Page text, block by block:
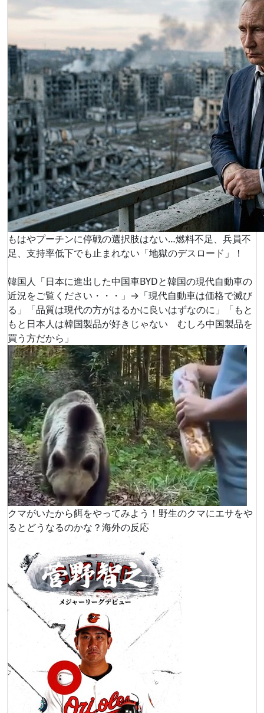
もはやプーチンに停戦の選択肢はない…燃料不足、兵員不
足、支持率低下でも止まれない「地獄のデスロード」！
韓国人「日本に進出した中国車BYDと韓国の現代自動車の
近況をご覧ください・・・」→「現代自動車は価格で滅び
る」「品質は現代の方がはるかに良いはずなのに」「もと
もと日本人は韓国製品が好きじゃない むしろ中国製品を
買う方だから」
クマがいたから餌をやってみよう！野生のクマにエサをや
るとどうなるのかな？海外の反応